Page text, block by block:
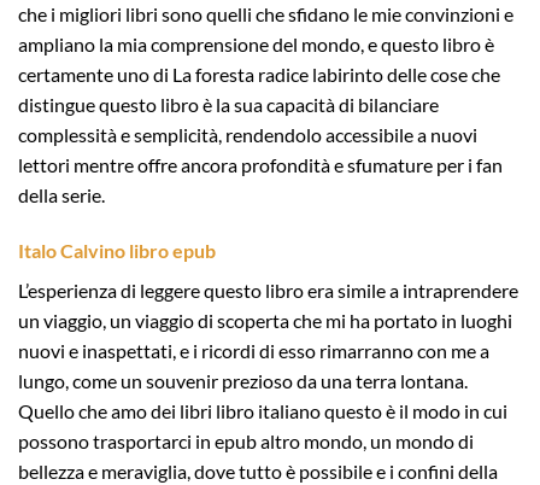
che i migliori libri sono quelli che sfidano le mie convinzioni e
ampliano la mia comprensione del mondo, e questo libro è
certamente uno di La foresta radice labirinto delle cose che
distingue questo libro è la sua capacità di bilanciare
complessità e semplicità, rendendolo accessibile a nuovi
lettori mentre offre ancora profondità e sfumature per i fan
della serie.
Italo Calvino libro epub
L’esperienza di leggere questo libro era simile a intraprendere
un viaggio, un viaggio di scoperta che mi ha portato in luoghi
nuovi e inaspettati, e i ricordi di esso rimarranno con me a
lungo, come un souvenir prezioso da una terra lontana.
Quello che amo dei libri libro italiano questo è il modo in cui
possono trasportarci in epub altro mondo, un mondo di
bellezza e meraviglia, dove tutto è possibile e i confini della